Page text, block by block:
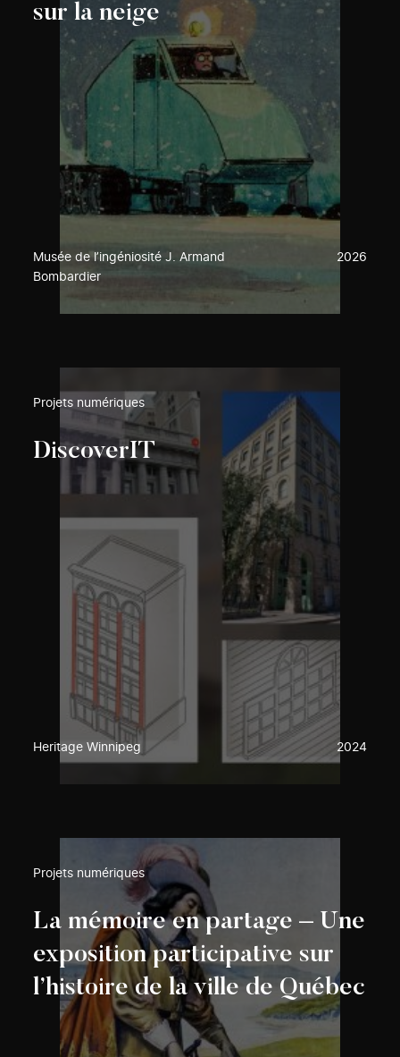
sur la neige
Musée de l’ingéniosité J. Armand
Bombardier
2026
Projets numériques
DiscoverIT
Heritage Winnipeg 2024
Projets numériques
La mémoire en partage – Une
exposition participative sur
l’histoire de la ville de Québec